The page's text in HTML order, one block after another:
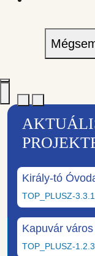
Király-tó
TOP_PLUSZ-
Kapuvár
TOP_PLUSZ-